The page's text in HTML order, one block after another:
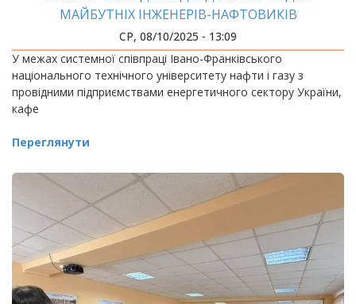
МАЙБУТНІХ ІНЖЕНЕРІВ-НАФТОВИКІВ
СР, 08/10/2025 - 13:09
У межах системної співпраці Івано-Франківського
національного технічного університету нафти і газу з
провідними підприємствами енергетичного сектору України,
кафе
Переглянути